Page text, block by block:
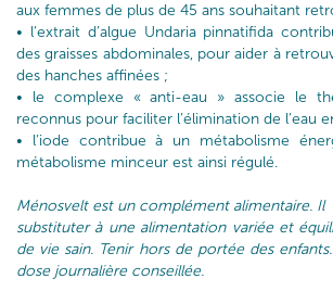
aux femmes de plus de 45 ans souhaitant
• l’extrait d’algue Undaria pinnatifida
des graisses abdominales, pour aider à
des hanches affinées ;
• le complexe « anti-eau » associe le
reconnus pour faciliter l’élimination de l’eau
• l’iode contribue à un métabolisme
métabolisme minceur est ainsi régulé.
Ménosvelt est un complément alimentaire.
substituter à une alimentation variée et
de vie sain. Tenir hors de portée des
dose journalière conseillée.